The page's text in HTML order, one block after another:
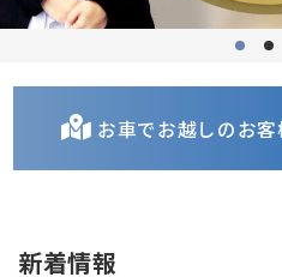
お車でお越しのお客
新着情報